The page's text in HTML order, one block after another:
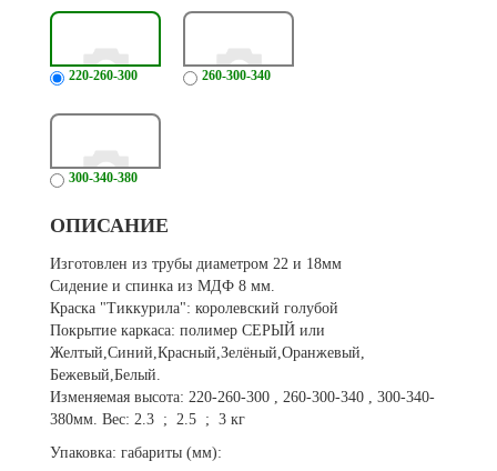
220-260-300 260-300-340
300-340-380
ОПИСАНИЕ
Изготовлен из трубы диаметром 22 и 18мм
Сидение и спинка из МДФ 8 мм.
Краска "Тиккурила": королевский голубой
Покрытие каркаса: полимер СЕРЫЙ или
Желтый,Синий,Красный,Зелёный,Оранжевый,
Бежевый,Белый.
Изменяемая высота: 220-260-300 , 260-300-340 , 300-340-
380мм. Вес: 2.3 ; 2.5 ; 3 кг
Упаковка: габариты (мм):